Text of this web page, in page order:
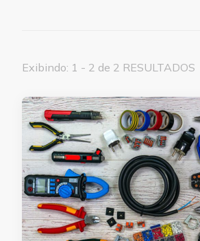
Exibindo: 1 - 2 de 2 RESULTADOS